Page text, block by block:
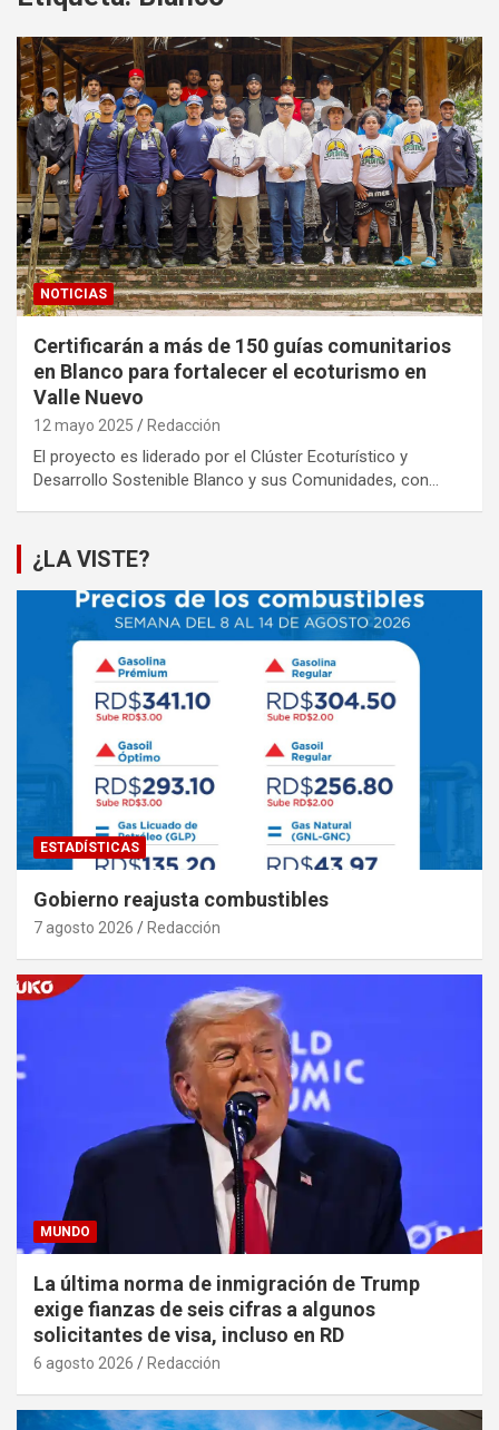
NOTICIAS
Certificarán a más de 150 guías comunitarios
en Blanco para fortalecer el ecoturismo en
Valle Nuevo
12 mayo 2025 Redacción
El proyecto es liderado por el Clúster Ecoturístico y
Desarrollo Sostenible Blanco y sus Comunidades, con…
¿LA VISTE?
ESTADÍSTICAS
Gobierno reajusta combustibles
7 agosto 2026 Redacción
MUNDO
La última norma de inmigración de Trump
exige fianzas de seis cifras a algunos
solicitantes de visa, incluso en RD
6 agosto 2026 Redacción